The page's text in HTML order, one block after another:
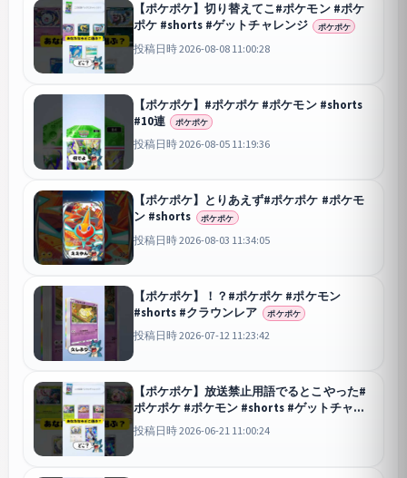
【ポケポケ】切り替えてこ#ポケモン #ポケ
ポケ #shorts #ゲットチャレンジ
ポケポケ
投稿日時 2026-08-08 11:00:28
【ポケポケ】#ポケポケ #ポケモン #shorts
#10連
ポケポケ
投稿日時 2026-08-05 11:19:36
【ポケポケ】とりあえず#ポケポケ #ポケモ
ン #shorts
ポケポケ
投稿日時 2026-08-03 11:34:05
【ポケポケ】！？#ポケポケ #ポケモン
#shorts #クラウンレア
ポケポケ
投稿日時 2026-07-12 11:23:42
【ポケポケ】放送禁止用語でるとこやった#
ポケポケ #ポケモン #shorts #ゲットチャレ
ンジ
ポケポケ
投稿日時 2026-06-21 11:00:24